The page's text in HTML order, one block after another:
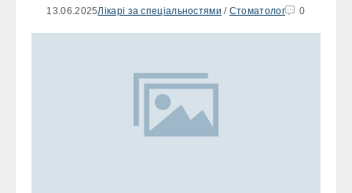
13.06.2025Лікарі за спеціальностями / Стоматолог 0